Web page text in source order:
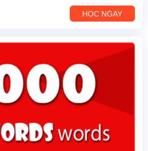
HỌC NGAY